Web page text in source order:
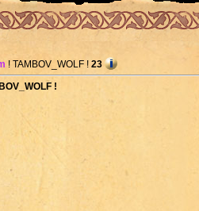
! TAMBOV_WOLF ! 23
!